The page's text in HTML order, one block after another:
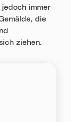
immer
die
ziehen.